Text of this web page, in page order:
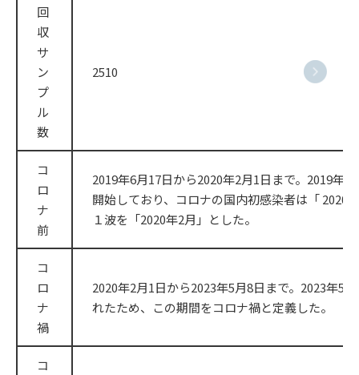
回
収
サ
ン
プ
ル
数
2510
コ
ロ
ナ
前
2019年6月17日から2020年2月1日まで。2019年
開始しており、コロナの国内初感染者は「 2020
１波を「2020年2月」とした。
コ
ロ
ナ
禍
2020年2月1日から2023年5月8日まで。2023年5
れたため、この期間をコロナ禍と定義した。
コ